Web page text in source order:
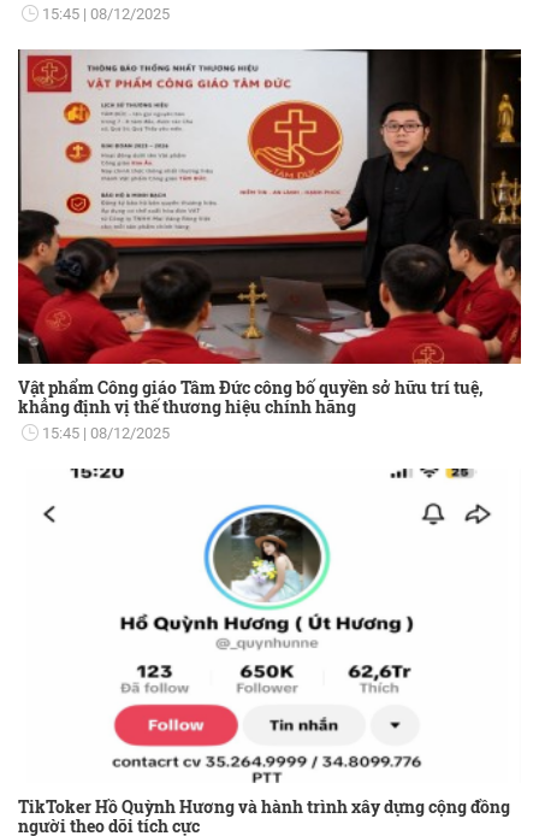
15:45 08/12/2025
Vật phẩm Công giáo Tâm Đức công bố quyền sở hữu trí tuệ,
khẳng định vị thế thương hiệu chính hãng
15:45 08/12/2025
TikToker Hồ Quỳnh Hương và hành trình xây dựng cộng đồng
người theo dõi tích cực